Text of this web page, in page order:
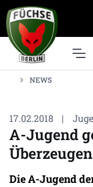
NEWS
17.02.2018 |
A-Jugend
Die A-Jugend